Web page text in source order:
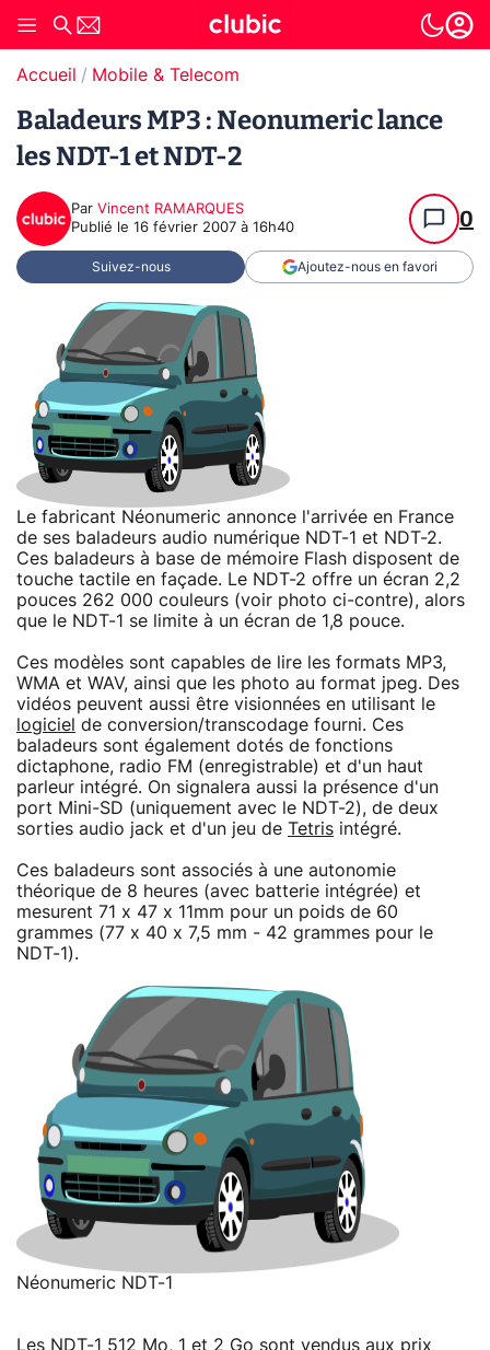
Accueil Mobile & Telecom
Baladeurs MP3 : Neonumeric lance
les NDT-1 et NDT-2
Par Vincent RAMARQUES
Publié le 16 février 2007 à 16h40 0
Suivez-nous Ajoutez-nous en favori
Le fabricant Néonumeric annonce l'arrivée en France
de ses baladeurs audio numérique NDT-1 et NDT-2.
Ces baladeurs à base de mémoire Flash disposent de
touche tactile en façade. Le NDT-2 offre un écran 2,2
pouces 262 000 couleurs (voir photo ci-contre), alors
que le NDT-1 se limite à un écran de 1,8 pouce.
Ces modèles sont capables de lire les formats MP3,
WMA et WAV, ainsi que les photo au format jpeg. Des
vidéos peuvent aussi être visionnées en utilisant le
logiciel de conversion/transcodage fourni. Ces
baladeurs sont également dotés de fonctions
dictaphone, radio FM (enregistrable) et d'un haut
parleur intégré. On signalera aussi la présence d'un
port Mini-SD (uniquement avec le NDT-2), de deux
sorties audio jack et d'un jeu de Tetris intégré.
Ces baladeurs sont associés à une autonomie
théorique de 8 heures (avec batterie intégrée) et
mesurent 71 x 47 x 11mm pour un poids de 60
grammes (77 x 40 x 7,5 mm - 42 grammes pour le
NDT-1).
Néonumeric NDT-1
Les NDT-1 512 Mo, 1 et 2 Go sont vendus aux prix